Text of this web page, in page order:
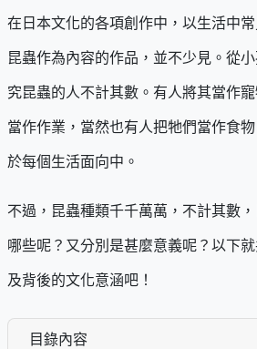
在日本文化的各項創作中，以生活中
昆蟲作為內容的作品，並不少見。從
究昆蟲的人不計其數。有人將其當作
當作作業，當然也有人把牠們當作食
於每個生活面向中。
不過，昆蟲種類千千萬萬，不計其數
哪些呢？又分別是甚麼意義呢？以下
及背後的文化意涵吧！
目錄內容